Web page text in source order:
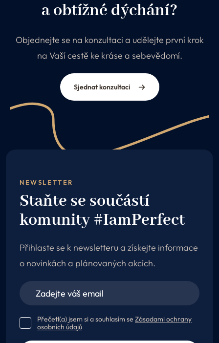
a obtížné dýchání?
Objednejte se na konzultaci a udělejte první krok
na Vaší cestě ke kráse a sebevědomí.
Sjednat konzultaci
NEWSLETTER
Staňte se součástí
komunity #IamPerfect
Přihlaste se k newsletteru a získejte informace
o novinkách a plánovaných akcích.
Přečetl(a) jsem si a souhlasím se Zásadami ochrany
osobních údajů